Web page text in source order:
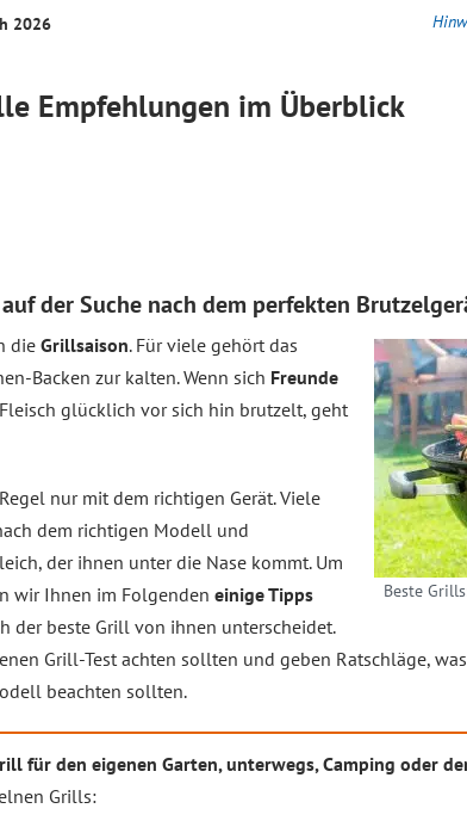
2026
Empfehlungen im Überblick
der Suche nach dem perfekten
Beste
die Grillsaison. Für viele gehört das
Backen zur kalten. Wenn sich Freunde
glücklich vor sich hin brutzelt, geht
nur mit dem richtigen Gerät. Viele
dem richtigen Modell und
der ihnen unter die Nase kommt. Um
wir Ihnen im Folgenden einige Tipps
der beste Grill von ihnen unterscheidet.
Grill-Test achten sollten und geben Ratschläge,
beachten sollten.
für den eigenen Garten, unterwegs, Camping oder
Grills: